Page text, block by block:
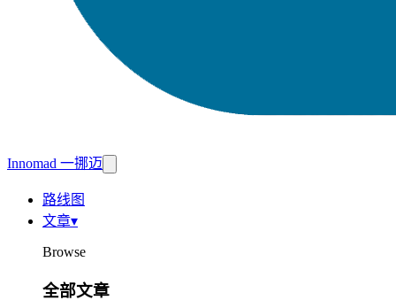
Innomad 一挪迈
路线图
文章▾
Browse
全部文章